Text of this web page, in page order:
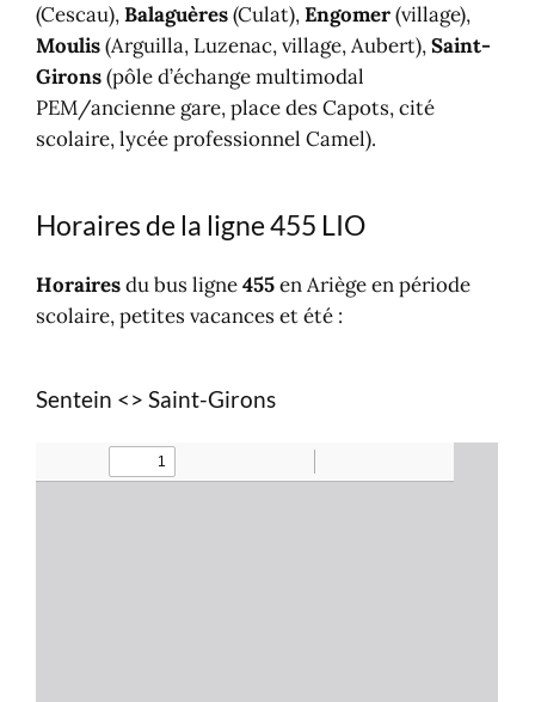
(Cescau),Balaguères(Culat),Engomer(village),
Moulis(Arguilla, Luzenac, village, Aubert),Saint-
Girons(pôle d’échange multimodal
PEM/ancienne gare, place des Capots, cité
scolaire, lycée professionnel Camel).
Horaires de la ligne 455 LIO
Horairesdu bus ligne455en Ariège en période
scolaire, petites vacances et été :
Sentein <> Saint-Girons